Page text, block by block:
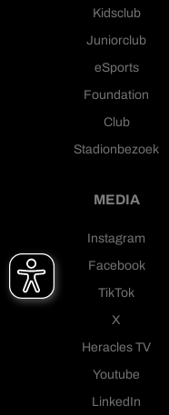
Kidsclub
Juniorclub
eSports
Foundation
Club
Stadionbezoek
MEDIA
Instagram
Facebook
TikTok
X
Heracles TV
Youtube
LinkedIn